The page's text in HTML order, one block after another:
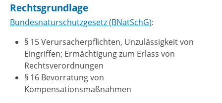
Rechtsgrundlage
Bundesnaturschutzgesetz (BNatSchG):
§ 15 Verursacherpflichten, Unzulässigkeit von
Eingriffen; Ermächtigung zum Erlass von
Rechtsverordnungen
§ 16 Bevorratung von
Kompensationsmaßnahmen